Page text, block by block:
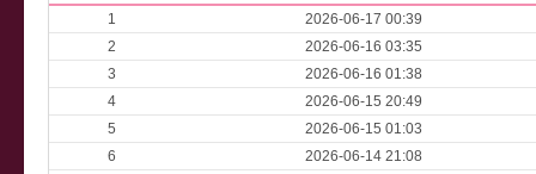
1
2026-06-17 00:39
2
2026-06-16 03:35
3
2026-06-16 01:38
4
2026-06-15 20:49
5
2026-06-15 01:03
6
2026-06-14 21:08